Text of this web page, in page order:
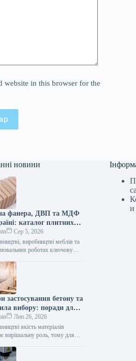
website in this browser for the
новини
фанера, ДВП та МДФ
каталог плитних
від «ВІН-ВУД»
Сер 5, 2026
виробництві меблів та
роботах ключову
Компанія «ВІН-ВУД» уже
час займається…
застосування бетону та
вибору: поради для
й промислового
Лип 26, 2026
якість матеріалів
вирішальну роль, тому для
перевірених виробників, таких
и